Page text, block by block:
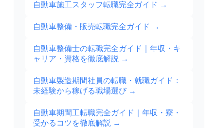
自動車施工スタッフ転職完全ガイド →
自動車整備・販売転職完全ガイド →
自動車整備士の転職完全ガイド｜年収・キ
ャリア・資格を徹底解説 →
自動車製造期間社員の転職・就職ガイド：
未経験から稼げる職場選び →
自動車期間工転職完全ガイド｜年収・寮・
受かるコツを徹底解説 →